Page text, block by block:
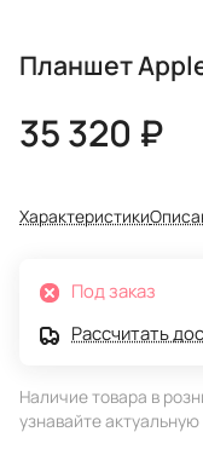
Планшет
35 320 ₽
Характеристики
Под заказ
Рассчитать
Наличие товара в
узнавайте